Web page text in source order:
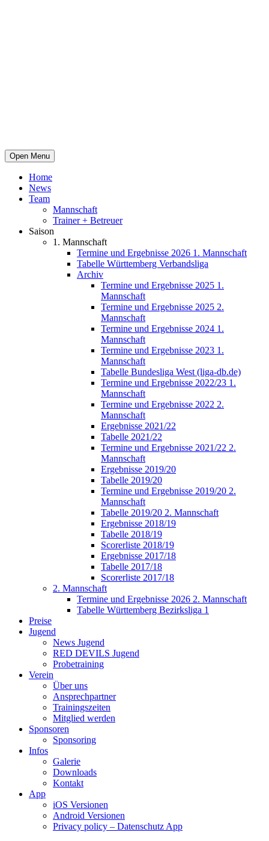
Open Menu
Home
News
Team
Mannschaft
Trainer + Betreuer
Saison
1. Mannschaft
Termine und Ergebnisse 2026 1. Mannschaft
Tabelle Württemberg Verbandsliga
Archiv
Termine und Ergebnisse 2025 1.
Mannschaft
Termine und Ergebnisse 2025 2.
Mannschaft
Termine und Ergebnisse 2024 1.
Mannschaft
Termine und Ergebnisse 2023 1.
Mannschaft
Tabelle Bundesliga West (liga-db.de)
Termine und Ergebnisse 2022/23 1.
Mannschaft
Termine und Ergebnisse 2022 2.
Mannschaft
Ergebnisse 2021/22
Tabelle 2021/22
Termine und Ergebnisse 2021/22 2.
Mannschaft
Ergebnisse 2019/20
Tabelle 2019/20
Termine und Ergebnisse 2019/20 2.
Mannschaft
Tabelle 2019/20 2. Mannschaft
Ergebnisse 2018/19
Tabelle 2018/19
Scorerliste 2018/19
Ergebnisse 2017/18
Tabelle 2017/18
Scorerliste 2017/18
2. Mannschaft
Termine und Ergebnisse 2026 2. Mannschaft
Tabelle Württemberg Bezirksliga 1
Preise
Jugend
News Jugend
RED DEVILS Jugend
Probetraining
Verein
Über uns
Ansprechpartner
Trainingszeiten
Mitglied werden
Sponsoren
Sponsoring
Infos
Galerie
Downloads
Kontakt
App
iOS Versionen
Android Versionen
Privacy policy – Datenschutz App